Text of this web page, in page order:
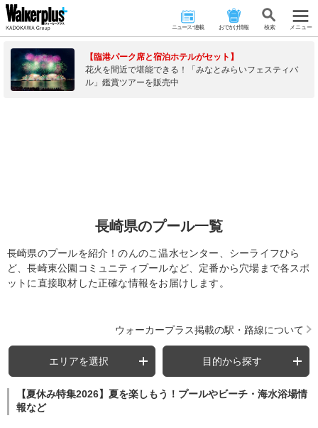
ニュース･連載 おでかけ情報 検 索 メニュー
【臨港パーク席と宿泊ホテルがセット】
花火を間近で堪能できる！「みなとみらいフェスティバ
ル」鑑賞ツアーを販売中
長崎県のプール一覧
長崎県のプールを紹介！のんのこ温水センター、シーライフひら
ど、長崎東公園コミュニティプールなど、定番から穴場まで各スポ
ットに直接取材した正確な情報をお届けします。
ウォーカープラス掲載の駅・路線について
エリアを選択 目的から探す
【夏休み特集2026】夏を楽しもう！プールやビーチ・海水浴場情
報など